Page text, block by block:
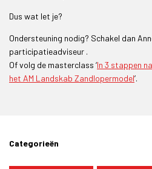
Dus wat let je?
Ondersteuning nodig? Schakel dan
participatieadviseur .
Of volg de masterclass ‘In 3 stappen
het AM Landskab Zandlopermodel’.
Categorieën